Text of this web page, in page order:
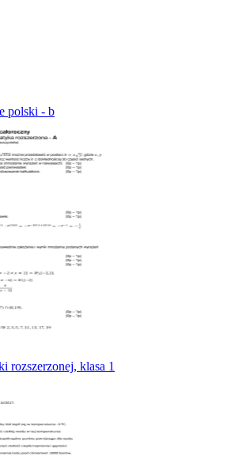
polski - b
rozszerzonej, klasa 1